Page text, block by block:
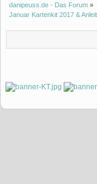
danipeuss.de - Das Forum »
Januar Kartenkit 2017 &